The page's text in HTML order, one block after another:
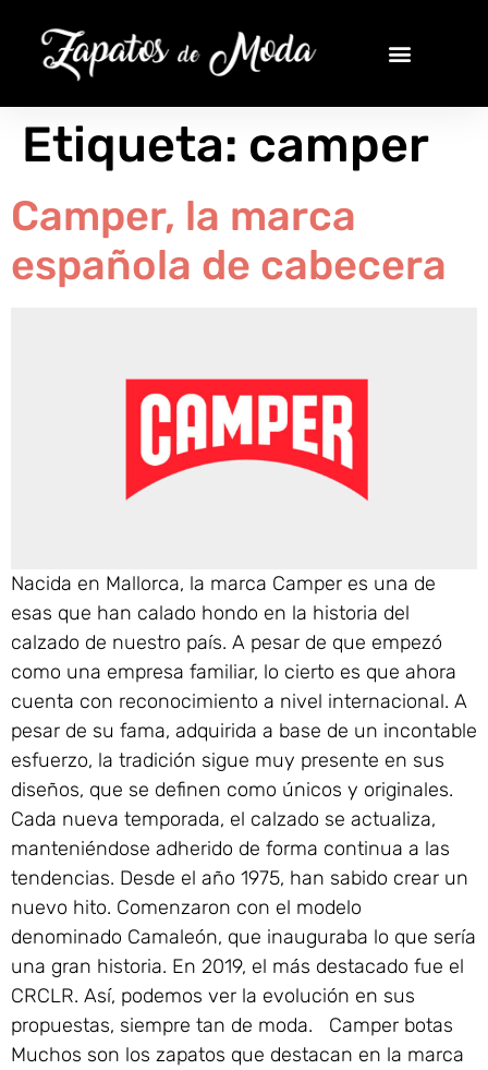
Etiqueta: camper
Camper, la marca
española de cabecera
Nacida en Mallorca, la marca Camper es una de
esas que han calado hondo en la historia del
calzado de nuestro país. A pesar de que empezó
como una empresa familiar, lo cierto es que ahora
cuenta con reconocimiento a nivel internacional. A
pesar de su fama, adquirida a base de un incontable
esfuerzo, la tradición sigue muy presente en sus
diseños, que se definen como únicos y originales.
Cada nueva temporada, el calzado se actualiza,
manteniéndose adherido de forma continua a las
tendencias. Desde el año 1975, han sabido crear un
nuevo hito. Comenzaron con el modelo
denominado Camaleón, que inauguraba lo que sería
una gran historia. En 2019, el más destacado fue el
CRCLR. Así, podemos ver la evolución en sus
propuestas, siempre tan de moda. Camper botas
Muchos son los zapatos que destacan en la marca